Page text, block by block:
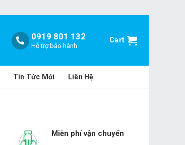
0919 801 132
Hỗ trợ bảo hành
Cart
Tin Tức Mới Liên Hệ
Miễn phí vận chuyển